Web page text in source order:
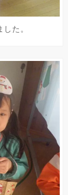
た。